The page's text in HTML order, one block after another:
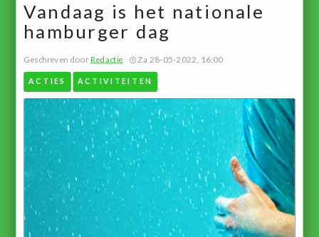
Vandaag is het nationale
hamburger dag
Geschreven doorRedactie Za 28-05-2022, 16:00
ACTIES ACTIVITEITEN